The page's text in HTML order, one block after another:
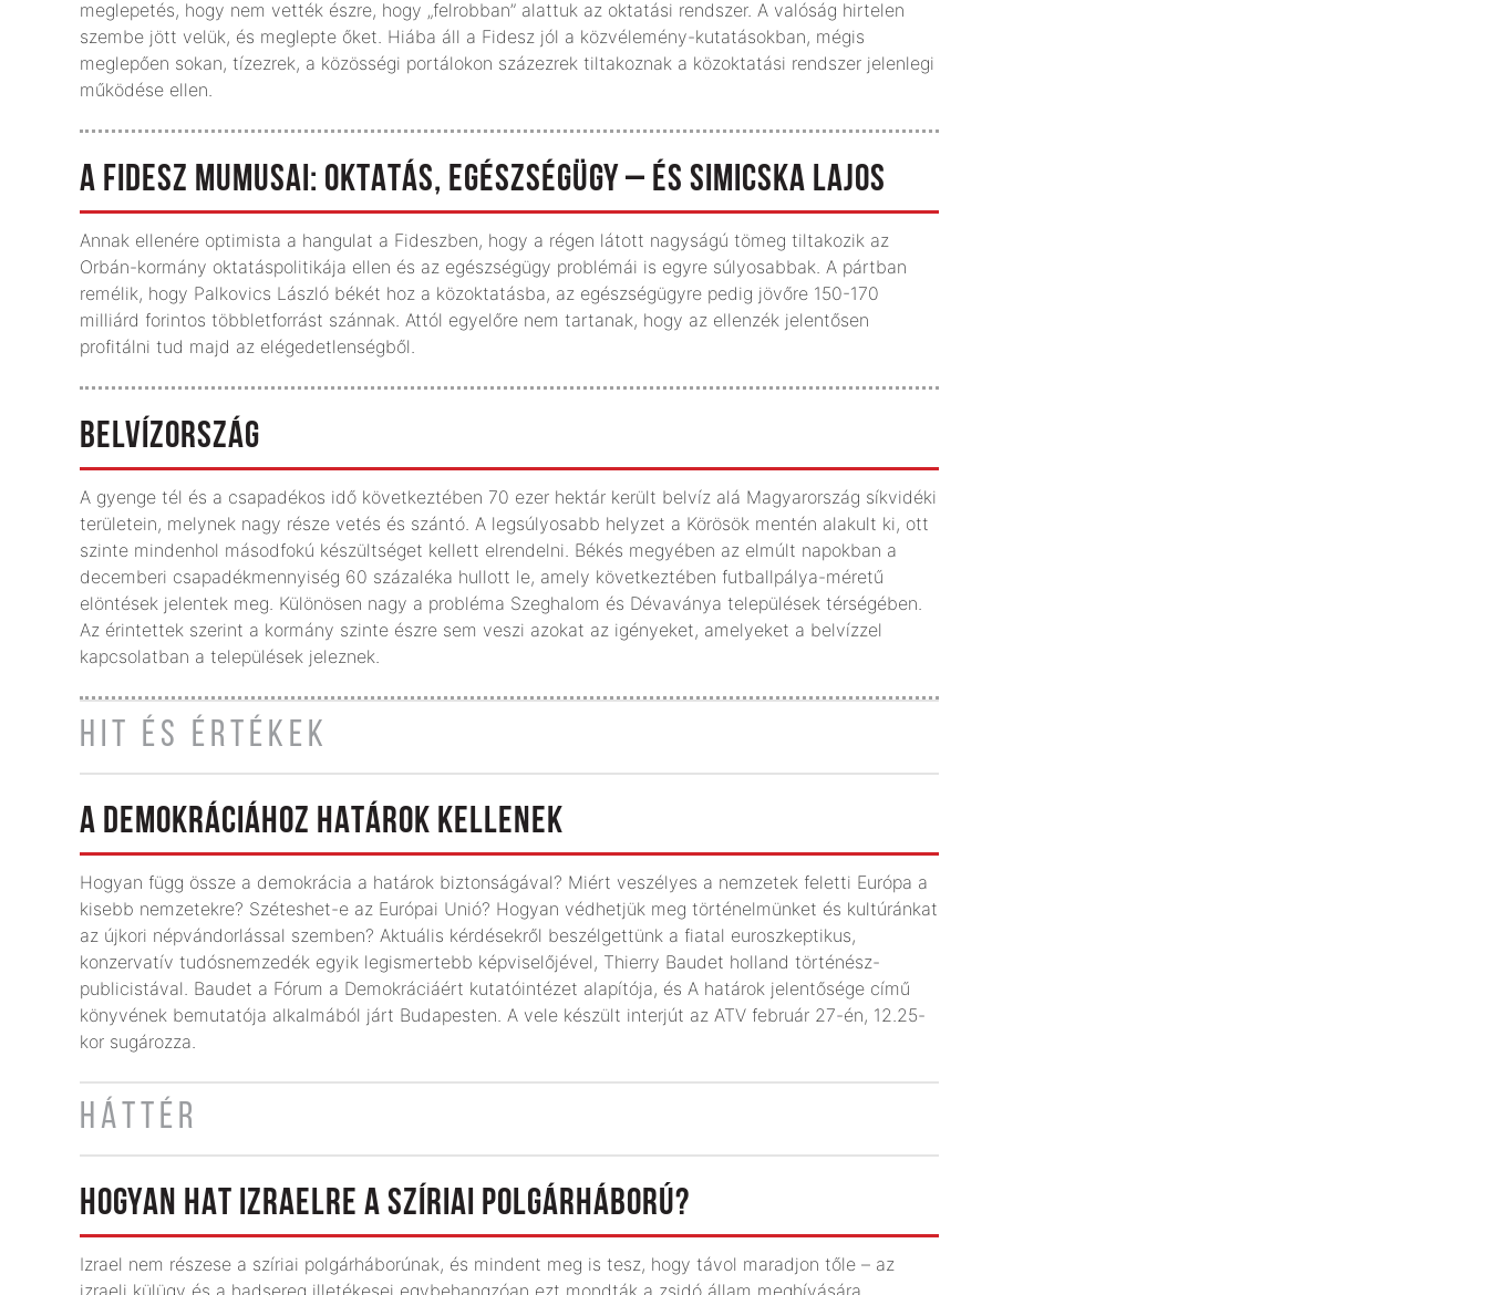
meglepetés, hogy nem vették észre, hogy „felrobban” alattuk az oktatási rendszer. A valóság hirtelen
szembe jött velük, és meglepte őket. Hiába áll a Fidesz jól a közvélemény-kutatásokban, mégis
meglepően sokan, tízezrek, a közösségi portálokon százezrek tiltakoznak a közoktatási rendszer jelenlegi
működése ellen.
A FIDESZ MUMUSAI: OKTATÁS, EGÉSZSÉGÜGY – ÉS SIMICSKA LAJOS
Annak ellenére optimista a hangulat a Fideszben, hogy a régen látott nagyságú tömeg tiltakozik az
Orbán-kormány oktatáspolitikája ellen és az egészségügy problémái is egyre súlyosabbak. A pártban
remélik, hogy Palkovics László békét hoz a közoktatásba, az egészségügyre pedig jövőre 150-170
milliárd forintos többletforrást szánnak. Attól egyelőre nem tartanak, hogy az ellenzék jelentősen
profitálni tud majd az elégedetlenségből.
BELVÍZORSZÁG
A gyenge tél és a csapadékos idő következtében 70 ezer hektár került belvíz alá Magyarország síkvidéki
területein, melynek nagy része vetés és szántó. A legsúlyosabb helyzet a Körösök mentén alakult ki, ott
szinte mindenhol másodfokú készültséget kellett elrendelni. Békés megyében az elmúlt napokban a
decemberi csapadékmennyiség 60 százaléka hullott le, amely következtében futballpálya-méretű
elöntések jelentek meg. Különösen nagy a probléma Szeghalom és Dévaványa települések térségében.
Az érintettek szerint a kormány szinte észre sem veszi azokat az igényeket, amelyeket a belvízzel
kapcsolatban a települések jeleznek.
HIT ÉS ÉRTÉKEK
A DEMOKRÁCIÁHOZ HATÁROK KELLENEK
Hogyan függ össze a demokrácia a határok biztonságával? Miért veszélyes a nemzetek feletti Európa a
kisebb nemzetekre? Széteshet-e az Európai Unió? Hogyan védhetjük meg történelmünket és kultúránkat
az újkori népvándorlással szemben? Aktuális kérdésekről beszélgettünk a fiatal euroszkeptikus,
konzervatív tudósnemzedék egyik legismertebb képviselőjével, Thierry Baudet holland történész-
publicistával. Baudet a Fórum a Demokráciáért kutatóintézet alapítója, és A határok jelentősége című
könyvének bemutatója alkalmából járt Budapesten. A vele készült interjút az ATV február 27-én, 12.25-
kor sugározza.
HÁTTÉR
HOGYAN HAT IZRAELRE A SZÍRIAI POLGÁRHÁBORÚ?
Izrael nem részese a szíriai polgárháborúnak, és mindent meg is tesz, hogy távol maradjon tőle – az
izraeli külügy és a hadsereg illetékesei egybehangzóan ezt mondták a zsidó állam meghívására